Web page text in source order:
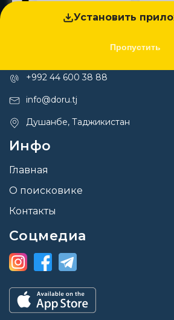
Установить
Пропустить
+992 44 600 38 88
info@doru.tj
Душанбе, Таджикистан
Инфо
Главная
О поисковике
Контакты
Соцмедиа